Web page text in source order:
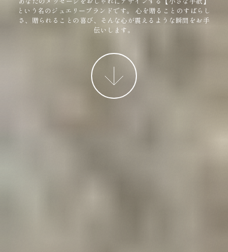
という名のジュエリーブランドです。
心を贈ることのすばらし
さ、贈られることの喜び、そんな心が震えるような瞬間をお手
伝いします。